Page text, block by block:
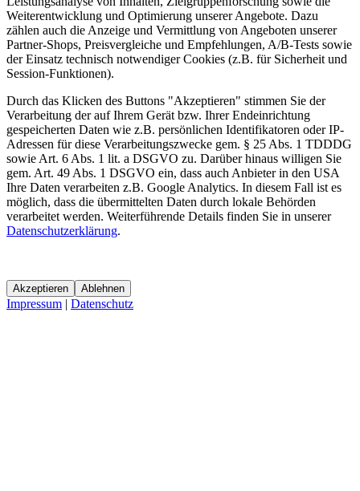
Weiterentwicklung und Optimierung unserer Angebote. Dazu
zählen auch die Anzeige und Vermittlung von Angeboten unserer
Partner-Shops, Preisvergleiche und Empfehlungen, A/B-Tests sowie
der Einsatz technisch notwendiger Cookies (z.B. für Sicherheit und
Session-Funktionen).
Durch das Klicken des Buttons "Akzeptieren" stimmen Sie der
Verarbeitung der auf Ihrem Gerät bzw. Ihrer Endeinrichtung
gespeicherten Daten wie z.B. persönlichen Identifikatoren oder IP-
Adressen für diese Verarbeitungszwecke gem. § 25 Abs. 1 TDDDG
sowie Art. 6 Abs. 1 lit. a DSGVO zu. Darüber hinaus willigen Sie
gem. Art. 49 Abs. 1 DSGVO ein, dass auch Anbieter in den USA
Ihre Daten verarbeiten z.B. Google Analytics. In diesem Fall ist es
möglich, dass die übermittelten Daten durch lokale Behörden
verarbeitet werden. Weiterführende Details finden Sie in unserer
Datenschutzerklärung.
Akzeptieren Ablehnen
Impressum | Datenschutz